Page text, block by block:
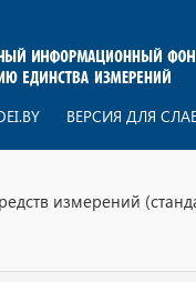
ВЕРСИЯ ДЛЯ
измерений